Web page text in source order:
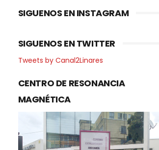
SIGUENOS EN INSTAGRAM
SIGUENOS EN TWITTER
Tweets by Canal2Linares
CENTRO DE RESONANCIA
MAGNÉTICA